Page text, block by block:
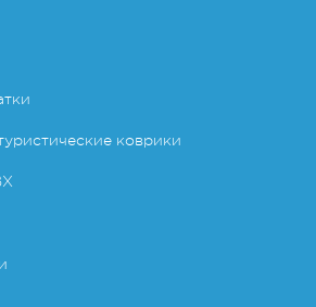
коврики